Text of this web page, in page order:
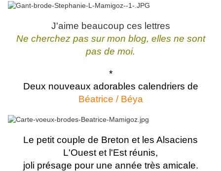
J'aime beaucoup ces lettres
Ne cherchez pas sur mon blog, elles ne sont
pas de moi.
*
Deux nouveaux adorables calendriers de
Béatrice / Béya
Le petit couple de Breton et les Alsaciens
L'Ouest et l'Est réunis,
joli présage pour une année très amicale.